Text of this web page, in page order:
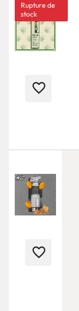
Rupture de
stock
favorite_border
favorite_border